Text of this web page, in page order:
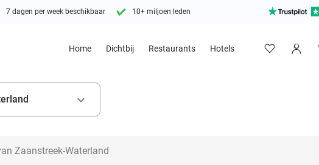
7 dagen per week beschikbaar 10+ miljoen leden
Home Dichtbij Restaurants Hotels
keyboard_arrow_down